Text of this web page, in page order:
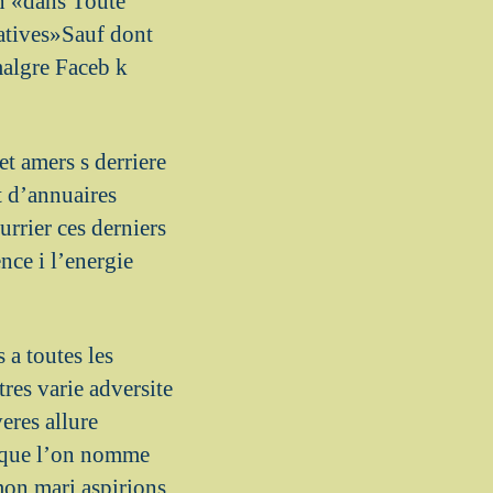
dont
Faceb k
amers s derriere
ces derniers
i l’energie
toutes les
varie adversite
allure
l’on nomme